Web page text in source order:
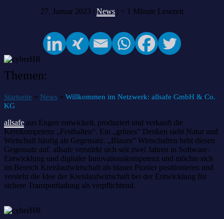
27. Januar 2023 | News | < 1 Minute Lesezeit
Themen:
Startseite » News » Willkommen im Netzwerk: allsafe GmbH & Co.
KG
allsafe aus Engen entwickelt, produziert und verkauft die
Kernkompetenz „Festhalten“. Ein „grünes“ Denken sieht Natur und
Wirtschaft häufig als Gegensatz. „Blaues“ Wirtschaften hebt diesen
Gegensatz auf. allsafe verstärkt sich seit zwei Jahren in Software-
Entwicklung und digitaler Innovationskompetenz und möchte sich
im Bereich Kreislaufwirtschaft als blauer Pionier positionieren und
versteht die Idee der Kreislaufwirtschaft bei der Entwicklung für
sichere Transportladung als verpflichtend.